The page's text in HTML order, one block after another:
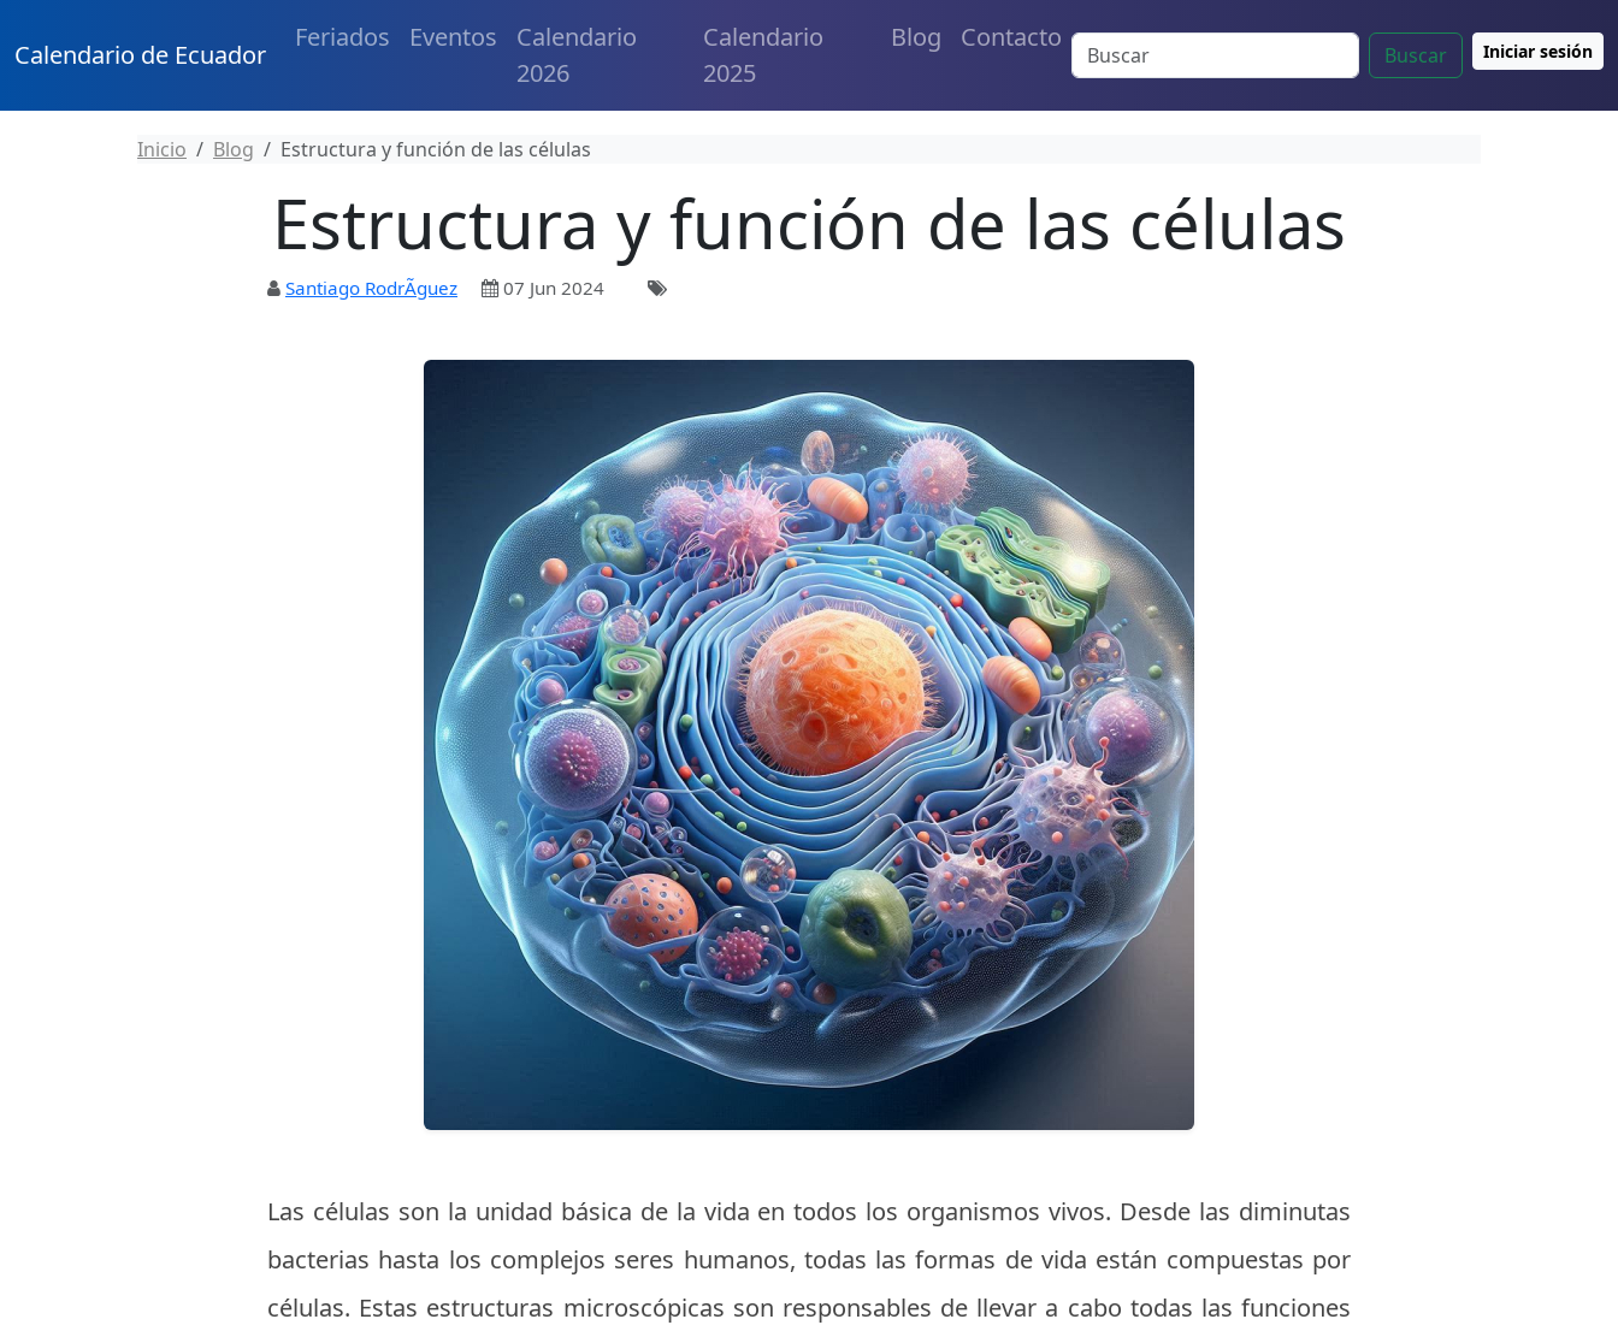
Calendario de Ecuador
Feriados Eventos
Calendario
2026
Calendario
2025
Blog Contacto
Buscar Iniciar sesión
Inicio Blog Estructura y función de las células
Estructura y función de las células
Santiago RodrÃ­guez 07 Jun 2024
Las células son la unidad básica de la vida en todos los organismos vivos. Desde las diminutas
bacterias hasta los complejos seres humanos, todas las formas de vida están compuestas por
células. Estas estructuras microscópicas son responsables de llevar a cabo todas las funciones